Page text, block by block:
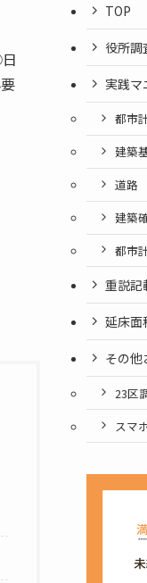
TOP
役所調
実践マ
都市
建築
道路
建築
都市
重説記
延床面
その他
23区
スマ